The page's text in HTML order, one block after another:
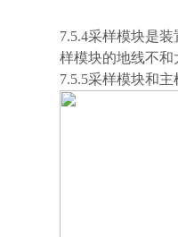
7.5.4采样模块是
样模块的地线不
7.5.5采样模块和